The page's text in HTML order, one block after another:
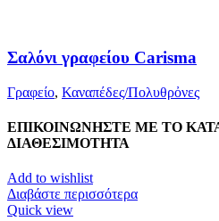
Σαλόνι γραφείου Carisma
Γραφείο, Καναπέδες/Πολυθρὀνες
ΕΠΙΚΟΙΝΩΝΗΣΤΕ ΜΕ ΤΟ
ΔΙΑΘΕΣΙΜΟΤΗΤΑ
Add to wishlist
Διαβάστε περισσότερα
Quick view